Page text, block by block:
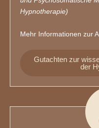
Hypnotherapie)
Mehr Informationen zur
Gutachten zur
der